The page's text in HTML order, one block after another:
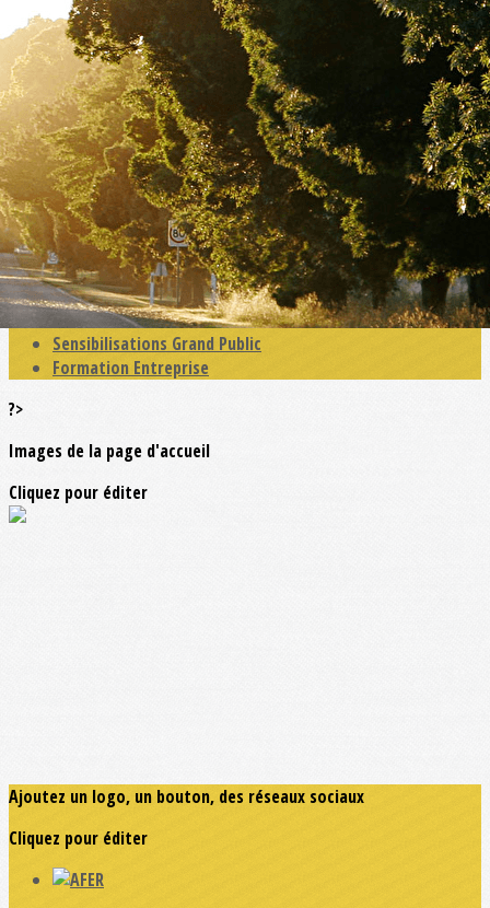
Exporter les lignes sélectionnées
Exporter toutes les colonnes
Exporter uniquement les colonnes affichées
Menu
<
>
Actualités
Education Primaire
Education Collège - MFR
Education Lycées -CFA
Enseignement Supérieur
Sensibilisation Séniors
Sensibilisations Grand Public
Formation Entreprise
?>
Images de la page d'accueil
Cliquez pour éditer
Ajoutez un logo, un bouton, des réseaux sociaux
Cliquez pour éditer